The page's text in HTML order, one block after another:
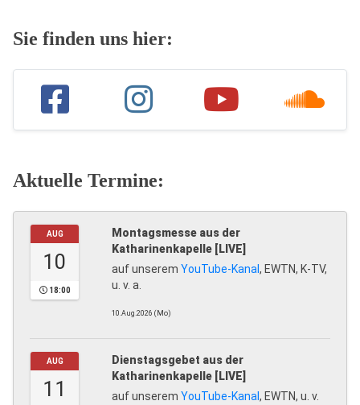
Sie finden uns hier:
Aktuelle Termine:
AUG
10
18:00
Montagsmesse aus der
Katharinenkapelle [LIVE]
auf unserem YouTube-Kanal, EWTN, K-TV,
u. v. a.
10.Aug.2026 (Mo)
AUG
11
Dienstagsgebet aus der
Katharinenkapelle [LIVE]
auf unserem YouTube-Kanal, EWTN, u. v.